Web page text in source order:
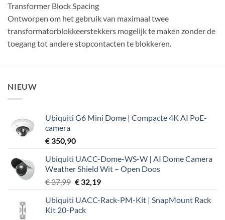
Transformer Block Spacing
Ontworpen om het gebruik van maximaal twee
transformatorblokkeerstekkers mogelijk te maken zonder de
toegang tot andere stopcontacten te blokkeren.
NIEUW
Ubiquiti G6 Mini Dome | Compacte 4K AI PoE-
camera
€ 350,90
Ubiquiti UACC-Dome-WS-W | AI Dome Camera
Weather Shield Wit – Open Doos
€37,99 Oorspronkelijke
was:
€ 37,99.
€32,19Huidige
is:
Ubiquiti UACC-Rack-PM-Kit | SnapMount Rack
Kit 20-Pack